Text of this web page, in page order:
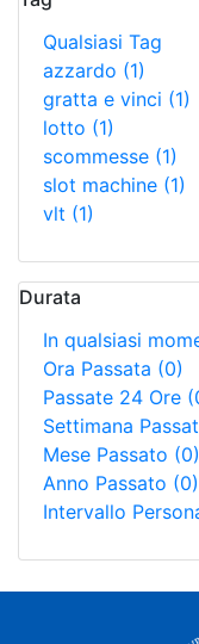
Qualsiasi Tag
azzardo (1)
gratta e vinci (1)
lotto (1)
scommesse (1)
slot machine (1)
vlt (1)
Durata
In qualsiasi
Ora Passata (0)
Passate 24 Ore
Settimana
Mese Passato (0)
Anno Passato (0)
Intervallo